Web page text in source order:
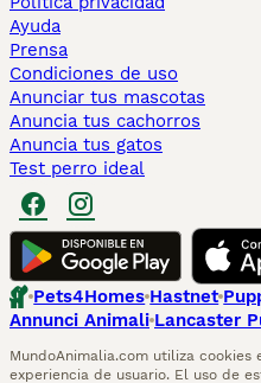
Ayuda
Prensa
Condiciones de uso
Anunciar tus mascotas
Anuncia tus cachorros
Anuncia tus gatos
Test perro ideal
Pets4Homes Hastnet
Annunci Animali Lancaster
MundoAnimalia.com utiliza
experiencia de usuario. El uso de